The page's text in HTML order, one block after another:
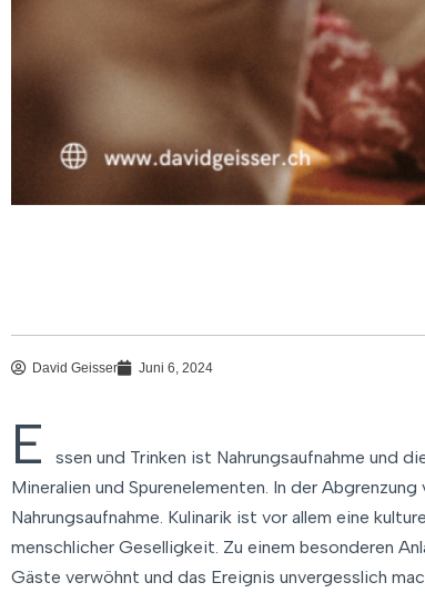
David Geisser Juni 6, 2024
E
ssen und Trinken ist Nahrungsaufnahme und
Mineralien und Spurenelementen. In der
Nahrungsaufnahme. Kulinarik ist vor allem eine
menschlicher Geselligkeit. Zu einem besonderen
Gäste verwöhnt und das Ereignis unvergesslich